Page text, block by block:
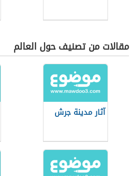
مقالات من تصنيف حول العالم
آثار مدينة جرش